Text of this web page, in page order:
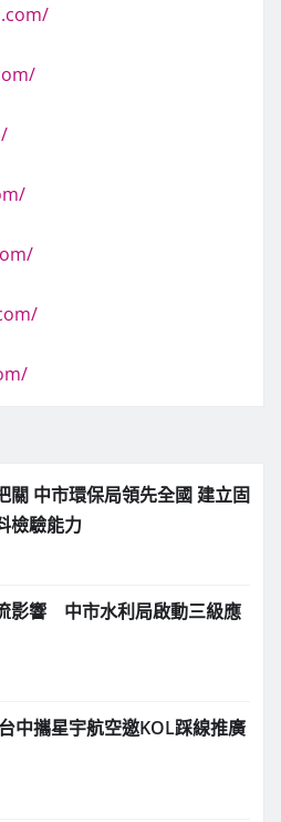
關 中市環保局領先全國 建立固
檢驗能力
影響 中市水利局啟動三級應
中攜星宇航空邀KOL踩線推廣